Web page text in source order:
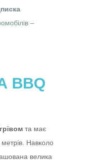
–
BBQ
та має
метрів. Навколо
велика